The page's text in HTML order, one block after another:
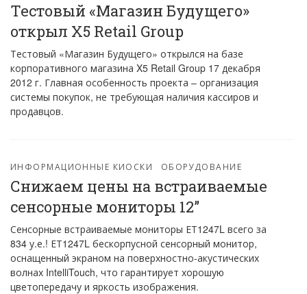
Тестовый «Магазин Будущего»
открыл X5 Retail Group
Тестовый «Магазин Будущего» открылся на базе
корпоративного магазина X5 Retail Group 17 декабря
2012 г. Главная особенность проекта – организация
системы покупок, не требующая наличия кассиров и
продавцов.
ИНФОРМАЦИОННЫЕ КИОСКИ ОБОРУДОВАНИЕ
Снижаем цены на встраиваемые
сенсорные мониторы 12”
Сенсорные встраиваемые мониторы ЕТ1247L всего за
834 у.е.! ЕТ1247L бескорпусной сенсорный монитор,
оснащенный экраном на поверхностно-акустических
волнах IntelliTouch, что гарантирует хорошую
цветопередачу и яркость изображения.